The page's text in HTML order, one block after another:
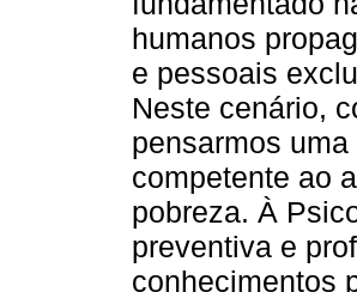
humanos
e pessoais
Neste cenário,
pensarmos
competente ao
pobreza. À
preventiva e
conhecimentos